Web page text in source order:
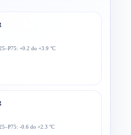
+0.2 do +3.9 °C
-0.6 do +2.3 °C